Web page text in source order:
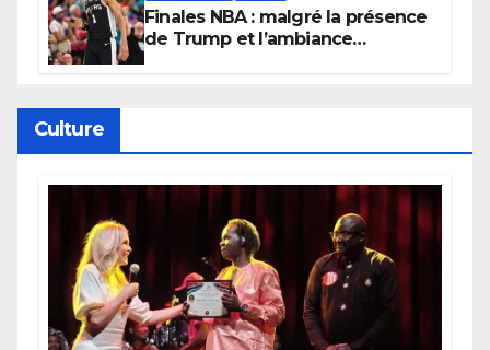
Finales NBA : malgré la présence
de Trump et l’ambiance
Culture